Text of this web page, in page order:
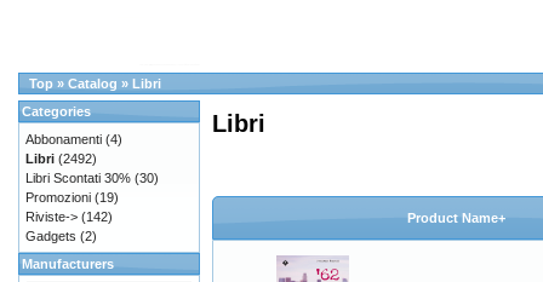
Top » Catalog » Libri
Libri
Product Name+
Categories
Abbonamenti (4)
Libri (2492)
Libri Scontati 30% (30)
Promozioni (19)
Riviste-> (142)
Gadgets (2)
Manufacturers